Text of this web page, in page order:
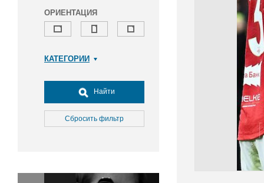
ОРИЕНТАЦИЯ
КАТЕГОРИИ
Досуг, туризм и отдых
Культура
Медицина
Окружающая среда
Найти
Сбросить фильтр